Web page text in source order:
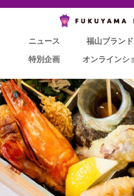
ニュース 福山ブラン
特別企画 オンラインシ